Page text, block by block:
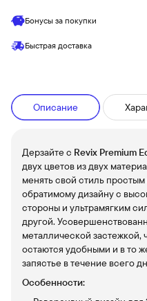
Бонусы за покупки
Быстрая доставка
Описание
Дерзайте с Revix Premium
двух цветов из двух
менять свой стиль
обратимому дизайну с
стороны и ультрамягким
другой.
металлической застежкой,
остаются удобными и в то
запястье в течение всего
Особенности: